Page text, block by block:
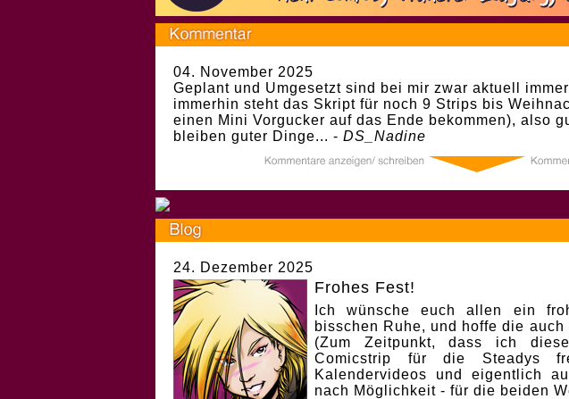
04. November 2025
Geplant und Umgesetzt sind bei mir zwar aktuell
immerhin steht das Skript für noch 9 Strips bis
einen Mini Vorgucker auf das Ende bekommen), also
bleiben guter Dinge... - DS_Nadine
24. Dezember 2025
Frohes Fest!
Ich wünsche euch allen ein
bisschen Ruhe, und hoffe die
(Zum Zeitpunkt, dass ich
Comicstrip für die Steadys
Kalendervideos und eigentlich
nach Möglichkeit - für die beiden